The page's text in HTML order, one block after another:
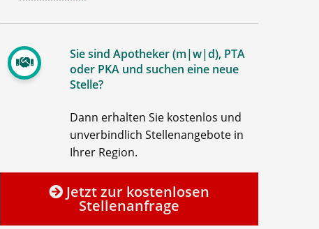
Sie sind Apotheker (m|w|d), PTA
oder PKA und suchen eine neue
Stelle?
Dann erhalten Sie kostenlos und
unverbindlich Stellenangebote in
Ihrer Region.
Jetzt zur kostenlosen
Stellenanfrage